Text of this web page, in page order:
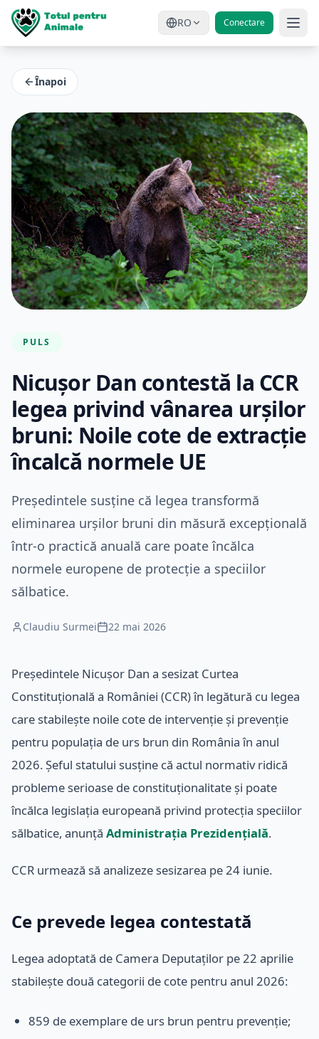
RO Conectare
Înapoi
PULS
Nicușor Dan contestă la CCR
legea privind vânarea urșilor
bruni: Noile cote de extracție
încalcă normele UE
Președintele susține că legea transformă
eliminarea urșilor bruni din măsură excepțională
într-o practică anuală care poate încălca
normele europene de protecție a speciilor
sălbatice.
Claudiu Surmei 22 mai 2026
Președintele Nicușor Dan a sesizat Curtea
Constituțională a României (CCR) în legătură cu legea
care stabilește noile cote de intervenție și prevenție
pentru populația de urs brun din România în anul
2026. Șeful statului susține că actul normativ ridică
probleme serioase de constituționalitate și poate
încălca legislația europeană privind protecția speciilor
sălbatice, anunță Administrația Prezidențială.
CCR urmează să analizeze sesizarea pe 24 iunie.
Ce prevede legea contestată
Legea adoptată de Camera Deputaților pe 22 aprilie
stabilește două categorii de cote pentru anul 2026:
859 de exemplare de urs brun pentru prevenție;